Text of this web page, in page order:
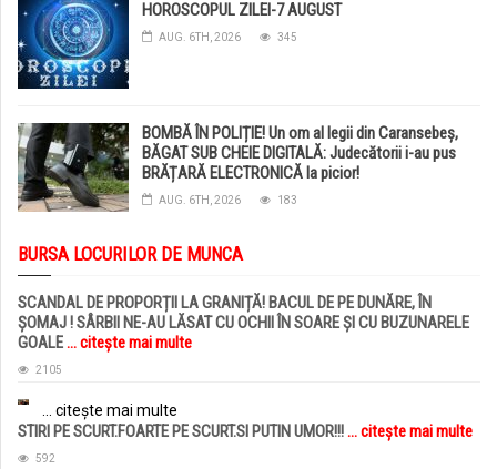
HOROSCOPUL ZILEI-7 AUGUST
AUG. 6TH, 2026 345
BOMBĂ ÎN POLIȚIE! Un om al legii din Caransebeș,
BĂGAT SUB CHEIE DIGITALĂ: Judecătorii i-au pus
BRĂȚARĂ ELECTRONICĂ la picior!
AUG. 6TH, 2026 183
BURSA LOCURILOR DE MUNCA
SCANDAL DE PROPORȚII LA GRANIȚĂ! BACUL DE PE DUNĂRE, ÎN
ȘOMAJ ! SÂRBII NE-AU LĂSAT CU OCHII ÎN SOARE ȘI CU BUZUNARELE
GOALE... citește mai multe
2105
... citește mai multe
STIRI PE SCURT.FOARTE PE SCURT.SI PUTIN UMOR!!!... citește mai multe
592